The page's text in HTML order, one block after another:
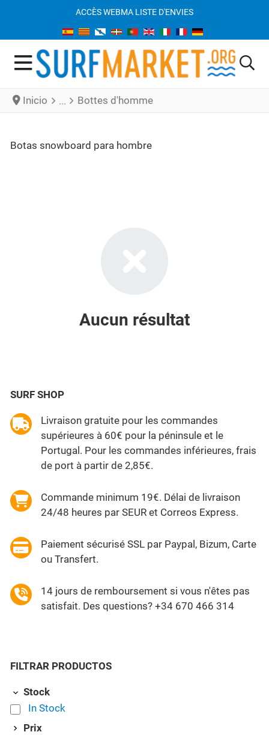
ACCÈS WEBMA LISTE D'ENVIES
Inicio Bottes d'homme
Botas snowboard para hombre
Aucun résultat
SURF SHOP
Livraison gratuite pour les commandes
supérieures à 60€ pour la péninsule et le
Portugal. Pour les commandes inférieures, frais
de port à partir de 2,85€.
Commande minimum 19€. Délai de livraison
24/48 heures par SEUR et Correos Express.
Paiement sécurisé SSL par Paypal, Bizum, Carte
ou Transfert.
14 jours de remboursement si vous n'êtes pas
satisfait. Des questions? +34 670 466 314
FILTRAR PRODUCTOS
Stock
In Stock
Prix